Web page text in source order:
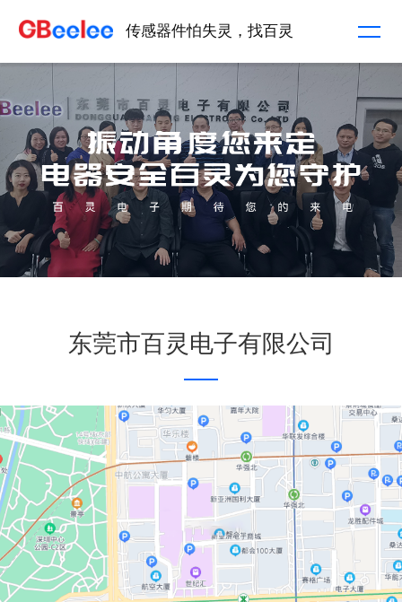
传感器件怕失灵，找百灵
东莞市百灵电子有限公司